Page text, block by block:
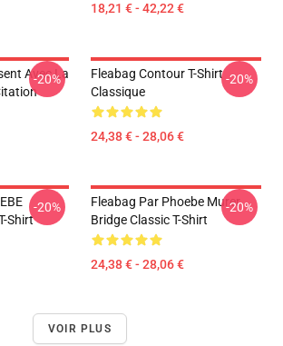
18,21 € - 42,22 €
Avec La
-20%
Fleabag Contour T-Shirt
Classique
24,38 € - 28,06 €
-20%
Shirt
-20%
Fleabag Par Phoebe Murer
Bridge Classic T-Shirt
24,38 € - 28,06 €
-20%
VOIR PLUS